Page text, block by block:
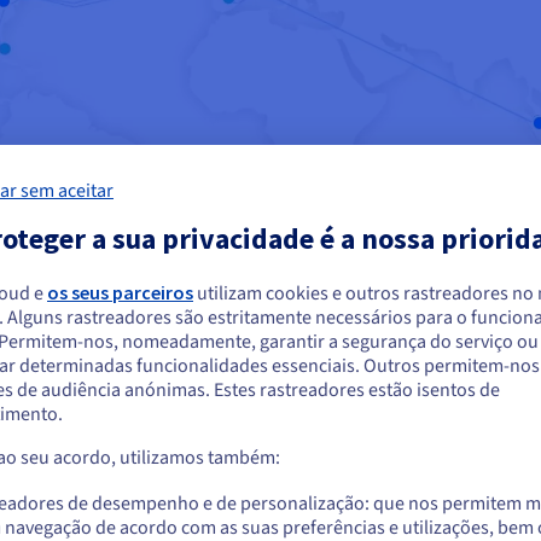
produtos cloud que permitem responder às suas necessidades,
que está localizado em Estados
encomendar a partir de Estados Unidos, terá de consultar e criar uma conta
do país em questão.
ao website do Estados Unidos
us.ovhcloud.com/
public-cloud Inglês USD - $
sem aceitar
a sua privacidade é a nossa
eos seus parceiros utilizam cookies e outros rastreadores no
Alguns rastreadores são estritamente necessários para o
nos, nomeadamente, garantir a segurança do serviço ou
determinadas funcionalidades essenciais. Outros permitem-
de audiência anónimas. Estes rastreadores estão isentos de
seu acordo, utilizamos também:
de desempenho e de personalização: que nos permitem
navegação de acordo com as suas preferências e utilizações, bem